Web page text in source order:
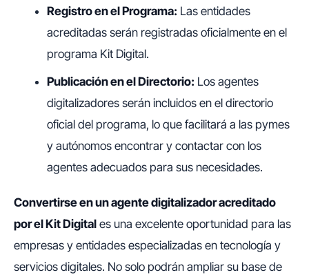
Registro en el Programa: Las entidades
acreditadas serán registradas oficialmente en el
programa Kit Digital.
Publicación en el Directorio: Los agentes
digitalizadores serán incluidos en el directorio
oficial del programa, lo que facilitará a las pymes
y autónomos encontrar y contactar con los
agentes adecuados para sus necesidades.
Convertirse en un agente digitalizador acreditado
por el Kit Digital es una excelente oportunidad para las
empresas y entidades especializadas en tecnología y
servicios digitales. No solo podrán ampliar su base de